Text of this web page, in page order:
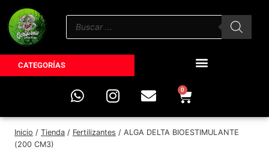
CATEGORÍAS
0
Inicio / Tienda / Fertilizantes / ALGA DELTA BIOESTIMULANTE
(200 CM3)